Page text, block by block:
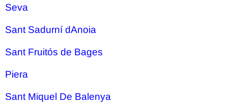
Seva
Sant Sadurní dAnoia
Sant Fruitós de Bages
Piera
Sant Miquel De Balenya